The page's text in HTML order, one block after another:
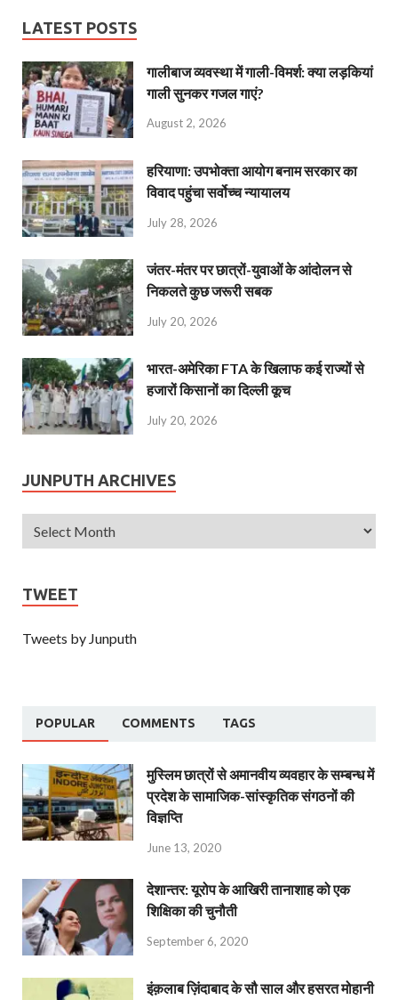
LATEST POSTS
गालीबाज व्‍यवस्‍था में गाली-विमर्श: क्या लड़कियां
गाली सुनकर गजल गाएं?
August 2, 2026
हरियाणा: उपभोक्ता आयोग बनाम सरकार का
विवाद पहुंचा सर्वोच्च न्यायालय
July 28, 2026
जंतर-मंतर पर छात्रों-युवाओं के आंदोलन से
निकलते कुछ जरूरी सबक
July 20, 2026
भारत-अमेरिका FTA के खिलाफ कई राज्यों से
हजारों किसानों का दिल्ली कूच
July 20, 2026
JUNPUTH ARCHIVES
TWEET
Tweets by Junputh
POPULAR COMMENTS TAGS
मुस्लिम छात्रों से अमानवीय व्यवहार के सम्बन्ध में
प्रदेश के सामाजिक-सांस्कृतिक संगठनों की
विज्ञप्ति
June 13, 2020
देशान्‍तर: यूरोप के आखिरी तानाशाह को एक
शिक्षिका की चुनौती
September 6, 2020
इंक़लाब ज़िंदाबाद के सौ साल और हसरत मोहानी